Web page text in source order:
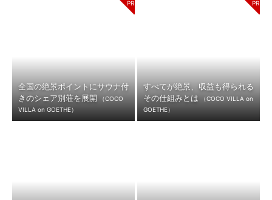
全国の絶景ポイントにサウナ付
きのシェア別荘を展開
（COCO
VILLA on GOETHE）
すべてが絶景、収益も得られる
その仕組みとは
（COCO VILLA on
GOETHE）